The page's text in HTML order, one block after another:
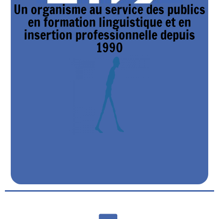
Un organisme au service des publics
en formation linguistique et en
insertion professionnelle depuis
1990